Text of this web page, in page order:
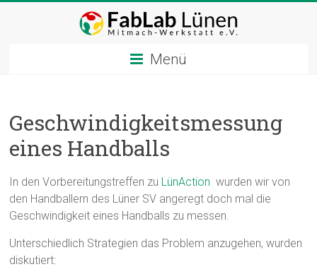
Menü
Geschwindigkeitsmessung
eines Handballs
In den Vorbereitungstreffen zu LünAction wurden wir von
den Handballern des Lüner SV angeregt doch mal die
Geschwindigkeit eines Handballs zu messen.
Unterschiedlich Strategien das Problem anzugehen, wurden
diskutiert: